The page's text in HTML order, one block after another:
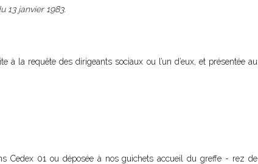
13 janvier 1983.
à la requête des dirigeants sociaux ou l’un d’eux, et présentée au
Cedex 01 ou déposée à nos guichets accueil du greffe - rez de